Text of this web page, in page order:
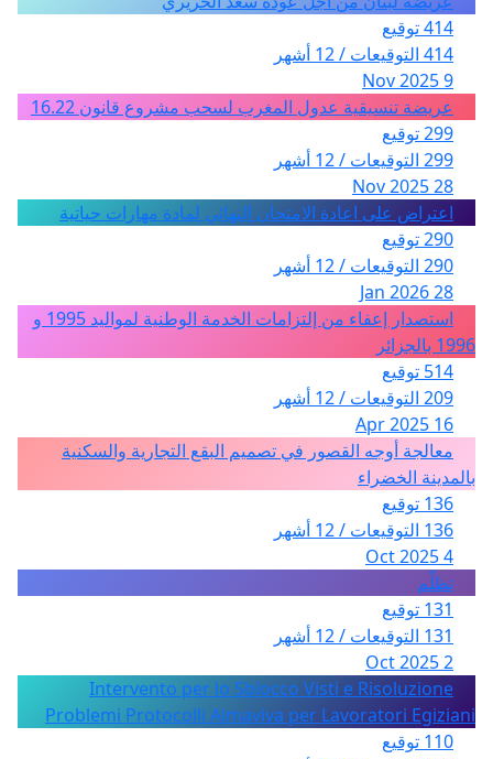
414 توقيع
414 التوقيعات / 12 أشهر
9 Nov 2025
عريضة تنسيقية عدول المغرب لسحب مشروع قانون 16.22
299 توقيع
299 التوقيعات / 12 أشهر
28 Nov 2025
اعتراض على اعادة الامتحان النهائي لمادة مهارات حياتية
290 توقيع
290 التوقيعات / 12 أشهر
28 Jan 2026
استصدار إعفاء من إلتزامات الخدمة الوطنية لمواليد 1995 و
1996 بالجزائر
514 توقيع
209 التوقيعات / 12 أشهر
16 Apr 2025
معالجة أوجه القصور في تصميم البقع التجارية والسكنية
بالمدينة الخضراء
136 توقيع
136 التوقيعات / 12 أشهر
4 Oct 2025
تظلّم
131 توقيع
131 التوقيعات / 12 أشهر
2 Oct 2025
Intervento per lo Sblocco Visti e Risoluzione
Problemi Protocolli Almaviva per Lavoratori Egiziani
110 توقيع